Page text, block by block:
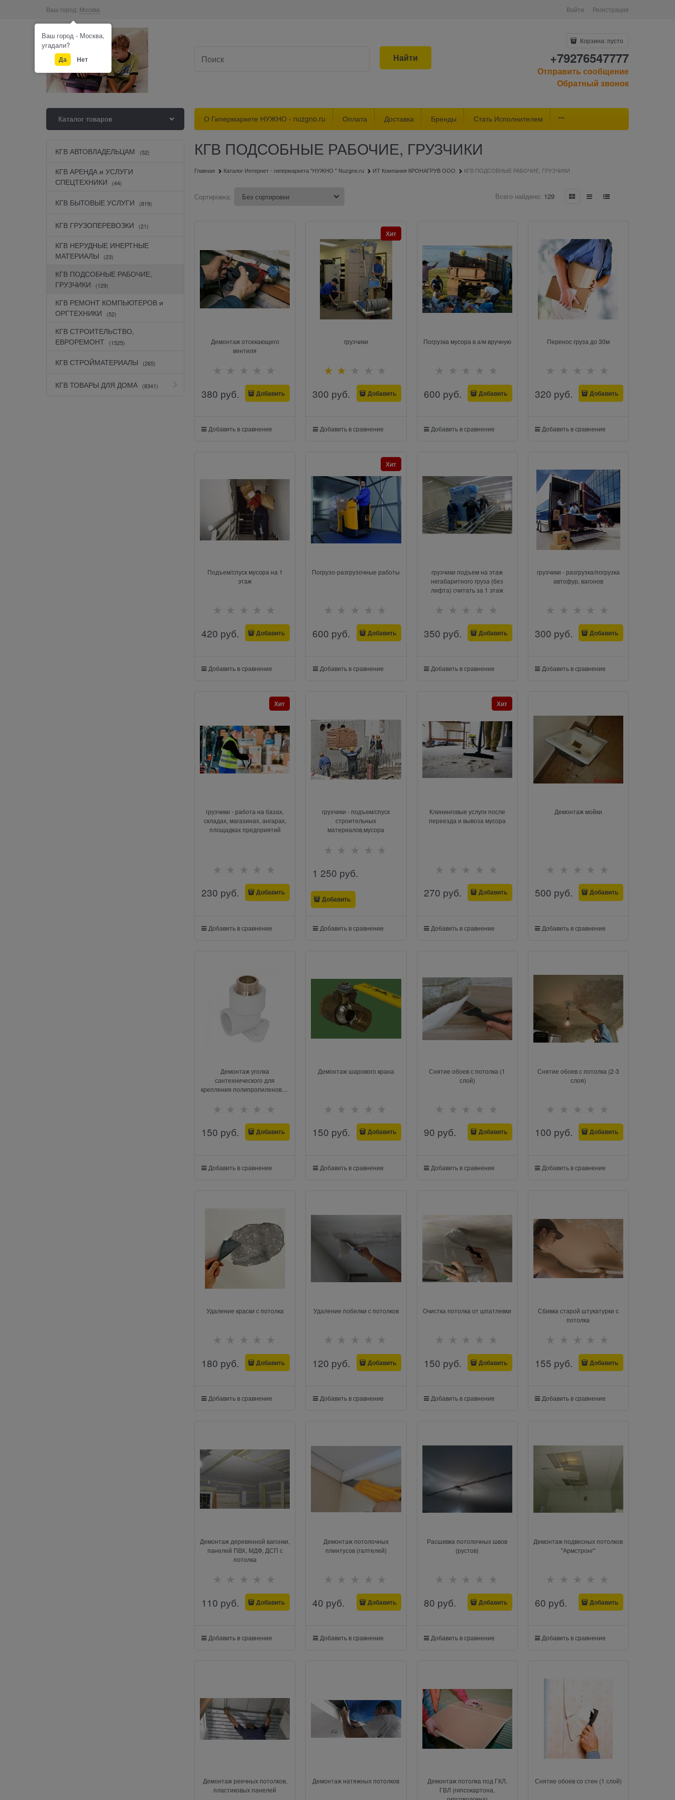
Ваш город: Москва Войти Регистрация
Найти
Корзина: пусто
+79276547777
Отправить сообщение
Обратный звонок
Каталог товаров О Гипермаркете НУЖНО - nuzgno.ru Оплата Доставка Бренды Стать Исполнителем
КГВ АВТОВЛАДЕЛЬЦАМ (52)
КГВ АРЕНДА и УСЛУГИ
СПЕЦТЕХНИКИ
(44)
КГВ БЫТОВЫЕ УСЛУГИ (819)
КГВ ГРУЗОПЕРЕВОЗКИ (21)
КГВ НЕРУДНЫЕ ИНЕРТНЫЕ
МАТЕРИАЛЫ
(23)
КГВ ПОДСОБНЫЕ РАБОЧИЕ,
ГРУЗЧИКИ
(129)
КГВ РЕМОНТ КОМПЬЮТЕРОВ и
ОРГТЕХНИКИ
(52)
КГВ СТРОИТЕЛЬСТВО,
ЕВРОРЕМОНТ
(1525)
КГВ СТРОЙМАТЕРИАЛЫ (265)
КГВ ТОВАРЫ ДЛЯ ДОМА (8341)
КГВ ПОДСОБНЫЕ РАБОЧИЕ, ГРУЗЧИКИ
Главная Каталог Интернет - гипермаркета "НУЖНО " Nuzgno.ru ИТ Компания КРОНАГРУВ ООО КГВ ПОДСОБНЫЕ РАБОЧИЕ, ГРУЗЧИКИ
Сортировка: Всего найдено: 129
Демонтаж отсекающего
вентиля
380 руб. Добавить
Добавить в сравнение
грузчики
Хит
300 руб. Добавить
Добавить в сравнение
Погрузка мусора в а/м вручную
600 руб. Добавить
Добавить в сравнение
Перенос груза до 30м
320 руб. Добавить
Добавить в сравнение
Подъем/спуск мусора на 1
этаж
420 руб. Добавить
Добавить в сравнение
Погрузо-разгрузочные работы
Хит
600 руб. Добавить
Добавить в сравнение
грузчики подъем на этаж
негабаритного груза (без
лифта) считать за 1 этаж
350 руб. Добавить
Добавить в сравнение
грузчики - разгрузка/погрузка
автофур, вагонов
300 руб. Добавить
Добавить в сравнение
грузчики - работа на базах,
складах, магазинах, ангарах,
площадках предприятий
Хит
230 руб. Добавить
Добавить в сравнение
грузчики - подъем/спуск
строительных
материалов,мусора
1 250 руб.
Добавить
Добавить в сравнение
Клининговые услуги после
переезда и вывоза мусора
Хит
270 руб. Добавить
Добавить в сравнение
Демонтаж мойки
500 руб. Добавить
Добавить в сравнение
Демонтаж уголка
сантехнического для
крепления полипропиленовых
150 руб. Добавить
Добавить в сравнение
Демонтаж шарового крана
150 руб. Добавить
Добавить в сравнение
Снятие обоев с потолка (1
слой)
90 руб. Добавить
Добавить в сравнение
Снятие обоев с потолка (2-3
слоя)
100 руб. Добавить
Добавить в сравнение
Удаление краски с потолка
180 руб. Добавить
Добавить в сравнение
Удаление побелки с потолков
120 руб. Добавить
Добавить в сравнение
Очистка потолка от шпатлевки
150 руб. Добавить
Добавить в сравнение
Сбивка старой штукатурки с
потолка
155 руб. Добавить
Добавить в сравнение
Демонтаж деревянной вагонки,
панелей ПВХ, МДФ, ДСП с
потолка
110 руб. Добавить
Добавить в сравнение
Демонтаж потолочных
плинтусов (галтелей)
40 руб. Добавить
Добавить в сравнение
Расшивка потолочных швов
(рустов)
80 руб. Добавить
Добавить в сравнение
Демонтаж подвесных потолков
"Армстронг"
60 руб. Добавить
Добавить в сравнение
Демонтаж реечных потолков,
пластиковых панелей
Демонтаж натяжных потолков
Демонтаж потолка под ГКЛ,
ГВЛ (гипсокартона,
Снятие обоев со стен (1 слой)
Ваш город - Москва,
угадали?
Да Нет